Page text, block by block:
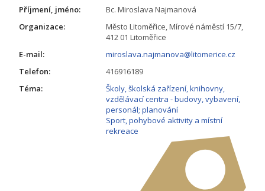
Příjmení, jméno:
Bc. Miroslava Najmanová
Organizace:
Město Litoměřice, Mírové náměstí 15/7,
412 01 Litoměřice
E-mail:
miroslava.najmanova@litomerice.cz
Telefon:
416916189
Téma:
Školy, školská zařízení, knihovny,
vzdělávací centra - budovy, vybavení,
personál; planování
Sport, pohybové aktivity a místní
rekreace